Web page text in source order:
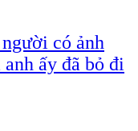
có ảnh
ấy đã bỏ đi